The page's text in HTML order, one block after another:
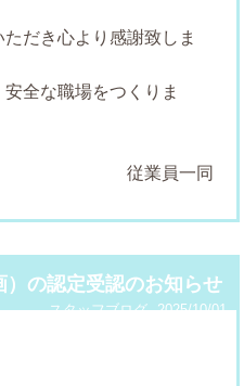
だき心より感謝致しま
全な職場をつくりま
一同
の認定受認のお知らせ
2025/10/01
スタッフブログ